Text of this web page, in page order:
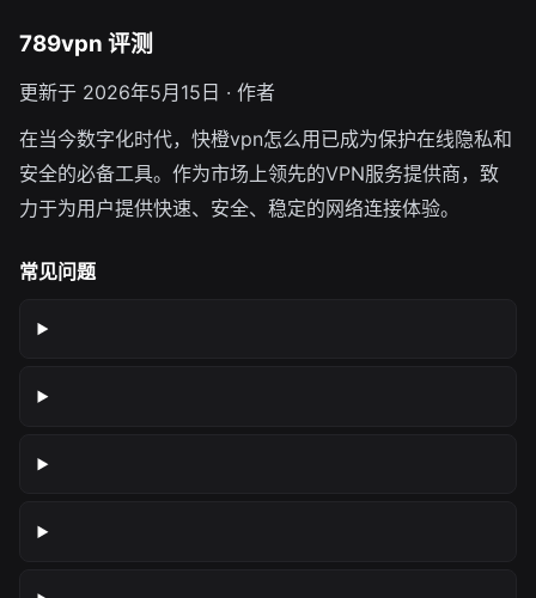
789vpn 评测
更新于 2026年5月15日 · 作者
在当今数字化时代，快橙vpn怎么用已成为保护在线隐私和
安全的必备工具。作为市场上领先的VPN服务提供商，致
力于为用户提供快速、安全、稳定的网络连接体验。
常见问题